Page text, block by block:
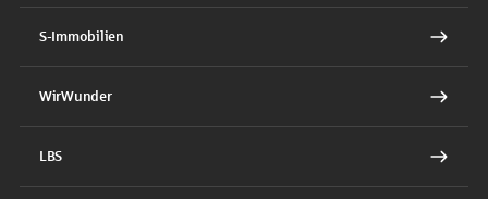
S-Immobilien
WirWunder
LBS